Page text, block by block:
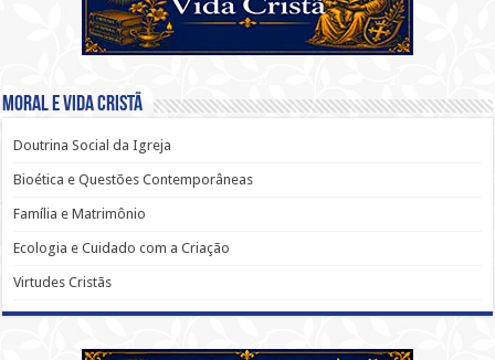
Moral e Vida Cristã
Doutrina Social da Igreja
Bioética e Questões Contemporâneas
Família e Matrimônio
Ecologia e Cuidado com a Criação
Virtudes Cristãs